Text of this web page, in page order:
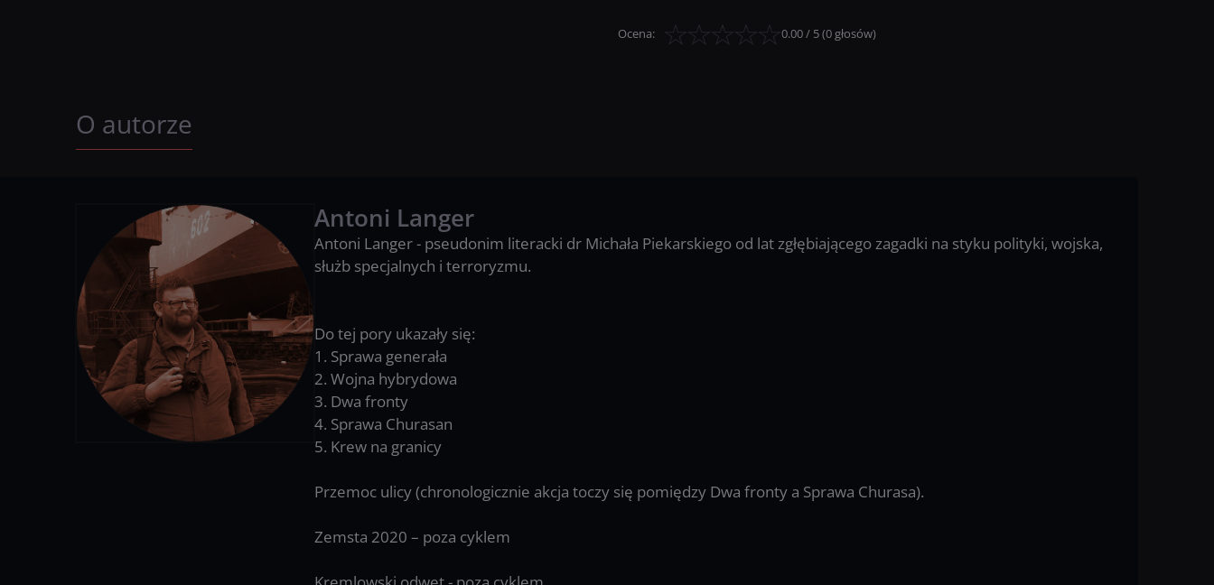
Ocena: 0.00/ 5(0głosów)
O autorze
Antoni Langer
Antoni Langer - pseudonim literacki dr Michała Piekarskiego od lat zgłębiającego zagadki na styku polityki, wojska,
służb specjalnych i terroryzmu.
Do tej pory ukazały się:
1. Sprawa generała
2. Wojna hybrydowa
3. Dwa fronty
4. Sprawa Churasan
5. Krew na granicy
Przemoc ulicy (chronologicznie akcja toczy się pomiędzy Dwa fronty a Sprawa Churasa).
Zemsta 2020 – poza cyklem